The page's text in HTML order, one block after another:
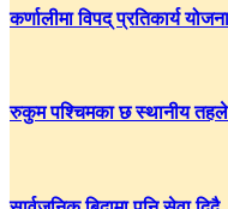
कर्णालीमा विपद् प्रतिकार्य
रुकुम पश्चिमका छ स्थानीय